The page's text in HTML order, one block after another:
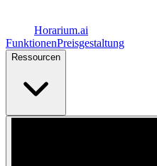
Horarium.ai
FunktionenPreisgestaltung
Ressourcen